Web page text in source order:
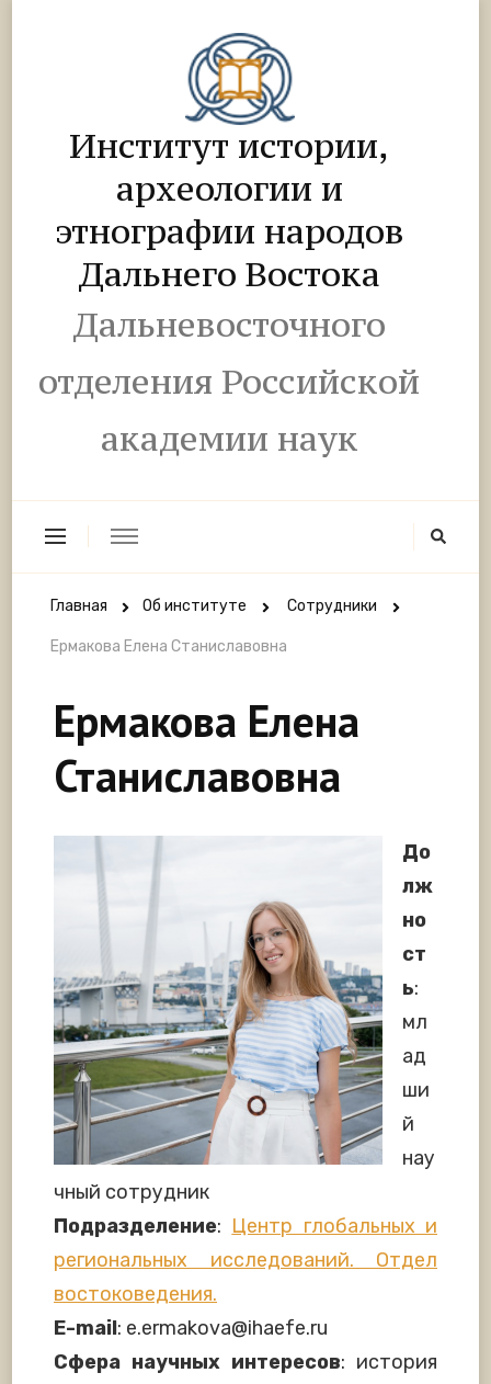
Институт истории,
археологии и
этнографии народов
Дальнего Востока
Дальневосточного
отделения Российской
академии наук
Главная Об институте Сотрудники
Ермакова Елена Станиславовна
Ермакова Елена
Станиславовна
До
лж
но
ст
ь:
мл
ад
ши
й
нау
чный сотрудник
Подразделение: Центр глобальных и
региональных исследований. Отдел
востоковедения.
E-mail: e.ermakova@ihaefe.ru
Сфера научных интересов: история